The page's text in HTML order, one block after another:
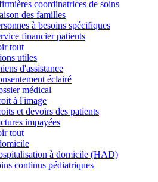
coordinatrices de soins
des familles
à besoins spécifiques
financier patients
tout
utiles
d'assistance
éclairé
médical
à l'image
et devoirs des patients
impayées
tout
à domicile (HAD)
continus pédiatriques